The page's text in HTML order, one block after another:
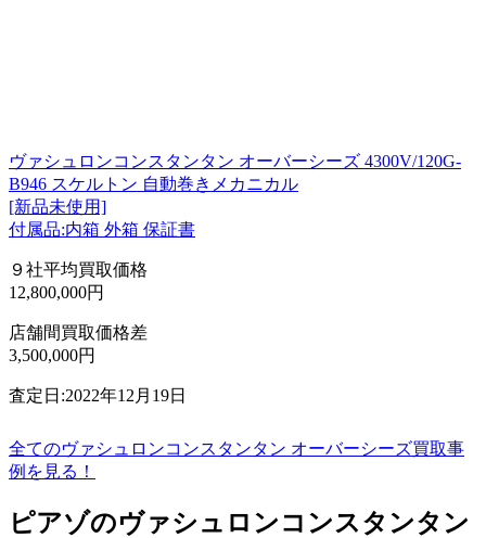
ヴァシュロンコンスタンタン オーバーシーズ 4300V/120G-
B946 スケルトン 自動巻きメカニカル
[新品未使用]
付属品:内箱 外箱 保証書
９社平均買取価格
12,800,000円
店舗間買取価格差
3,500,000円
査定日:2022年12月19日
全てのヴァシュロンコンスタンタン オーバーシーズ買取事
例を見る！
ピアゾのヴァシュロンコンスタンタン